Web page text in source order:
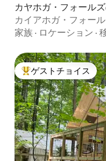
カヤホガ・フォール
カイアホガ・フォー
／ロフト
家族 · ロケーション ·
大好評のゲストチョ
ゲストチョイス